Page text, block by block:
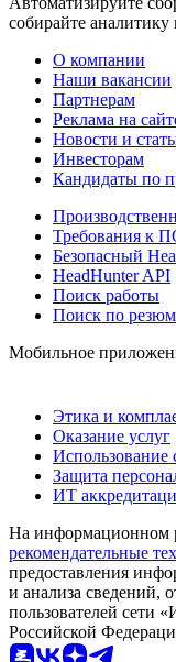
собирайте аналитику
О компании
Наши вакансии
Партнерам
Реклама на
Новости и
Инвесторам
Кандидаты по
Требования к
Безопасный
HeadHunter API
Поиск работы
Поиск по
Мобильное
Этика и
Оказание услуг
Использование
Защита
ИТ
На информационном
рекомендательные
предоставления
и анализа сведений,
пользователей сети
Российской